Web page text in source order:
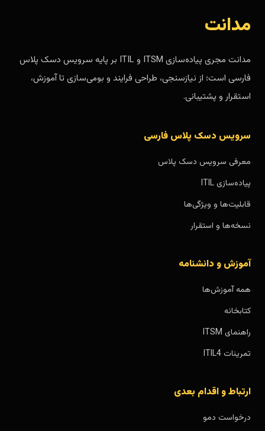
مدانت
مدانت مجری پیاده‌سازی ITSM و ITIL بر پایه سرویس دسک پلاس
فارسی است؛ از نیازسنجی، طراحی فرایند و بومی‌سازی تا آموزش،
استقرار و پشتیبانی.
سرویس دسک پلاس فارسی
معرفی سرویس دسک پلاس
پیاده‌سازی ITIL
قابلیت‌ها و ویژگی‌ها
نسخه‌ها و استقرار
آموزش و دانشنامه
همه آموزش‌ها
کتابخانه
راهنمای ITSM
تمرینات ITIL4
ارتباط و اقدام بعدی
درخواست دمو